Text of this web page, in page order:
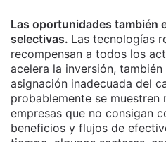
Las oportunidades también
selectivas. Las tecnologías
recompensan a todos los
acelera la inversión,
asignación inadecuada del
probablemente se muestren
empresas que no consigan
beneficios y flujos de